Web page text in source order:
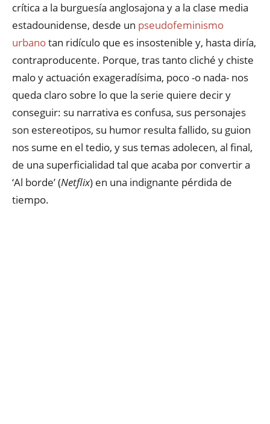
crítica a la burguesía anglosajona y a la clase media
estadounidense, desde un pseudofeminismo
urbanotan ridículo que es insostenible y, hasta diría,
contraproducente. Porque, tras tanto cliché y chiste
malo y actuación exageradísima, poco -o nada- nos
queda claro sobre lo que la serie quiere decir y
conseguir: su narrativa es confusa, sus personajes
son estereotipos, su humor resulta fallido, su guion
nos sume en el tedio, y sus temas adolecen, al final,
de una superficialidad tal que acaba por convertir a
‘Al borde’ (Netflix) en una indignante pérdida de
tiempo.